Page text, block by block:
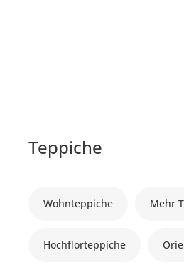
Teppiche
Wohnteppiche Mehr
Hochflorteppiche